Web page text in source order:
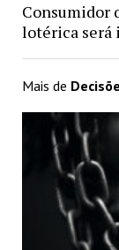
Consumidor
lotérica será
Mais de